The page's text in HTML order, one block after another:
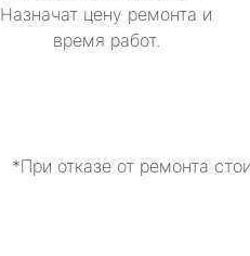
Назначат цену ремонта и
время работ.
*При отказе от ремонта